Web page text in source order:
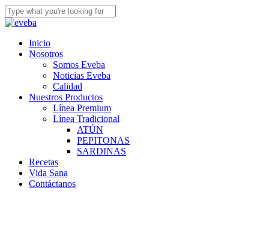
Skip
to
content
Close
Menu
Inicio
Nosotros
Somos Eveba
Noticias Eveba
Calidad
Nuestros Productos
Línea Premium
Línea Tradicional
ATÚN
PEPITONAS
SARDINAS
Recetas
Vida Sana
Contáctanos